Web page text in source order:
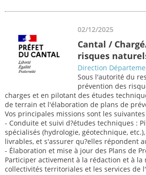
02/12/2025
Cantal /
risques
Direction
Sous l'autorité du
prévention des
charges et en pilotant des études
de terrain et l'élaboration de plans de
Vos principales missions sont les suivantes
- Conduite et suivi d?études techniques :
spécialisés (hydrologie, géotechnique,
livrables, et s'assurer qu?elles répondent
- Élaboration et mise à jour des Plans de
Participer activement à la rédaction et à la
collectivités territoriales et les services de